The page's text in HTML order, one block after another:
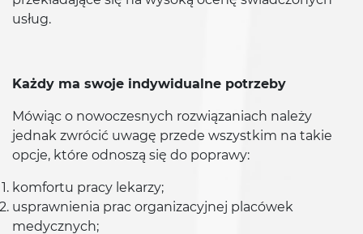
usług.
Każdy ma swoje indywidualne potrzeby
Mówiąc o nowoczesnych rozwiązaniach należy
jednak zwrócić uwagę przede wszystkim na takie
opcje, które odnoszą się do poprawy:
komfortu pracy lekarzy;
usprawnienia prac organizacyjnej placówek
medycznych;